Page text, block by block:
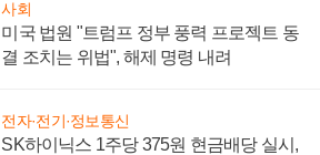
사회
미국 법원 "트럼프 정부 풍력 프로젝트 동
결 조치는 위법", 해제 명령 내려
전자·전기·정보통신
SK하이닉스 1주당 375원 현금배당 실시,